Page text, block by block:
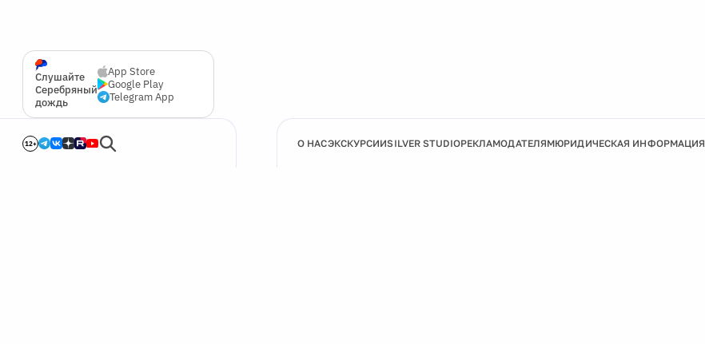
Слушайте
Серебряный
дождь
App Store
Google Play
Telegram App
12+ О НАСЭКСКУРСИИSILVER STUDIOРЕКЛАМОДАТЕЛЯМЮРИДИЧЕСКАЯ ИНФОРМАЦИЯ